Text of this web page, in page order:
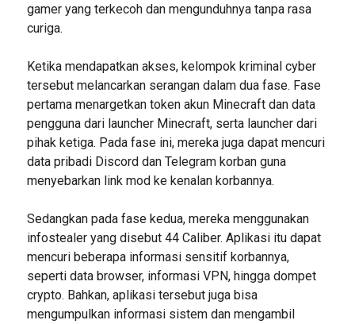
gamer yang terkecoh dan mengunduhnya tanpa rasa
curiga.
Ketika mendapatkan akses, kelompok kriminal cyber
tersebut melancarkan serangan dalam dua fase. Fase
pertama menargetkan token akun Minecraft dan data
pengguna dari launcher Minecraft, serta launcher dari
pihak ketiga. Pada fase ini, mereka juga dapat mencuri
data pribadi Discord dan Telegram korban guna
menyebarkan link mod ke kenalan korbannya.
Sedangkan pada fase kedua, mereka menggunakan
infostealer yang disebut 44 Caliber. Aplikasi itu dapat
mencuri beberapa informasi sensitif korbannya,
seperti data browser, informasi VPN, hingga dompet
crypto. Bahkan, aplikasi tersebut juga bisa
mengumpulkan informasi sistem dan mengambil